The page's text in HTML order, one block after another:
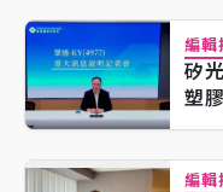
編輯
矽
塑
編輯